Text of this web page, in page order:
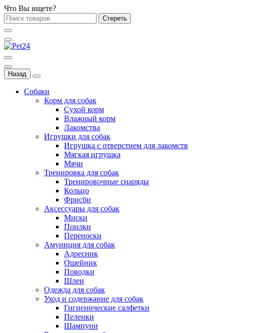
Что Вы ищете?
Стереть
Назад
Собаки
Корм для собак
Сухой корм
Влажный корм
Лакомства
Игрушки для собак
Игрушка с отверстием для лакомств
Мягкая игрушка
Мячи
Тренировка для собак
Тренировочные снаряды
Кольцо
Фрисби
Аксессуары для собак
Миски
Поилки
Переноски
Амуниция для собак
Адресник
Ошейник
Поводки
Шлеи
Одежда для собак
Уход и содержание для собак
Гигиенические салфетки
Пеленки
Шампуни